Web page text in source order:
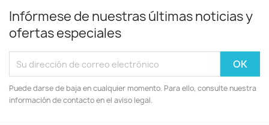
Infórmese de nuestras últimas noticias y
ofertas especiales
Puede darse de baja en cualquier momento. Para ello, consulte nuestra
información de contacto en el aviso legal.